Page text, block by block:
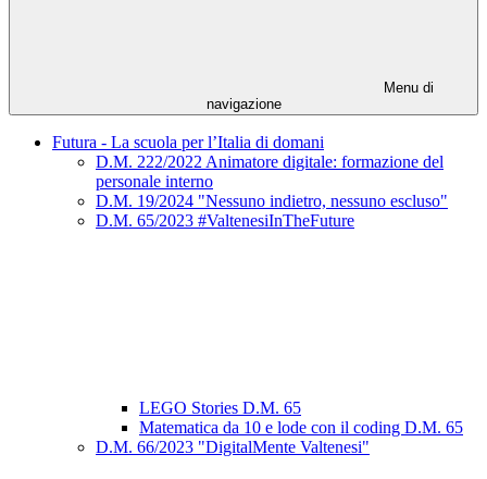
Menu di
navigazione
Futura - La scuola per l’Italia di domani
D.M. 222/2022 Animatore digitale: formazione del
personale interno
D.M. 19/2024 "Nessuno indietro, nessuno escluso"
D.M. 65/2023 #ValtenesiInTheFuture
LEGO Stories D.M. 65
Matematica da 10 e lode con il coding D.M. 65
D.M. 66/2023 "DigitalMente Valtenesi"